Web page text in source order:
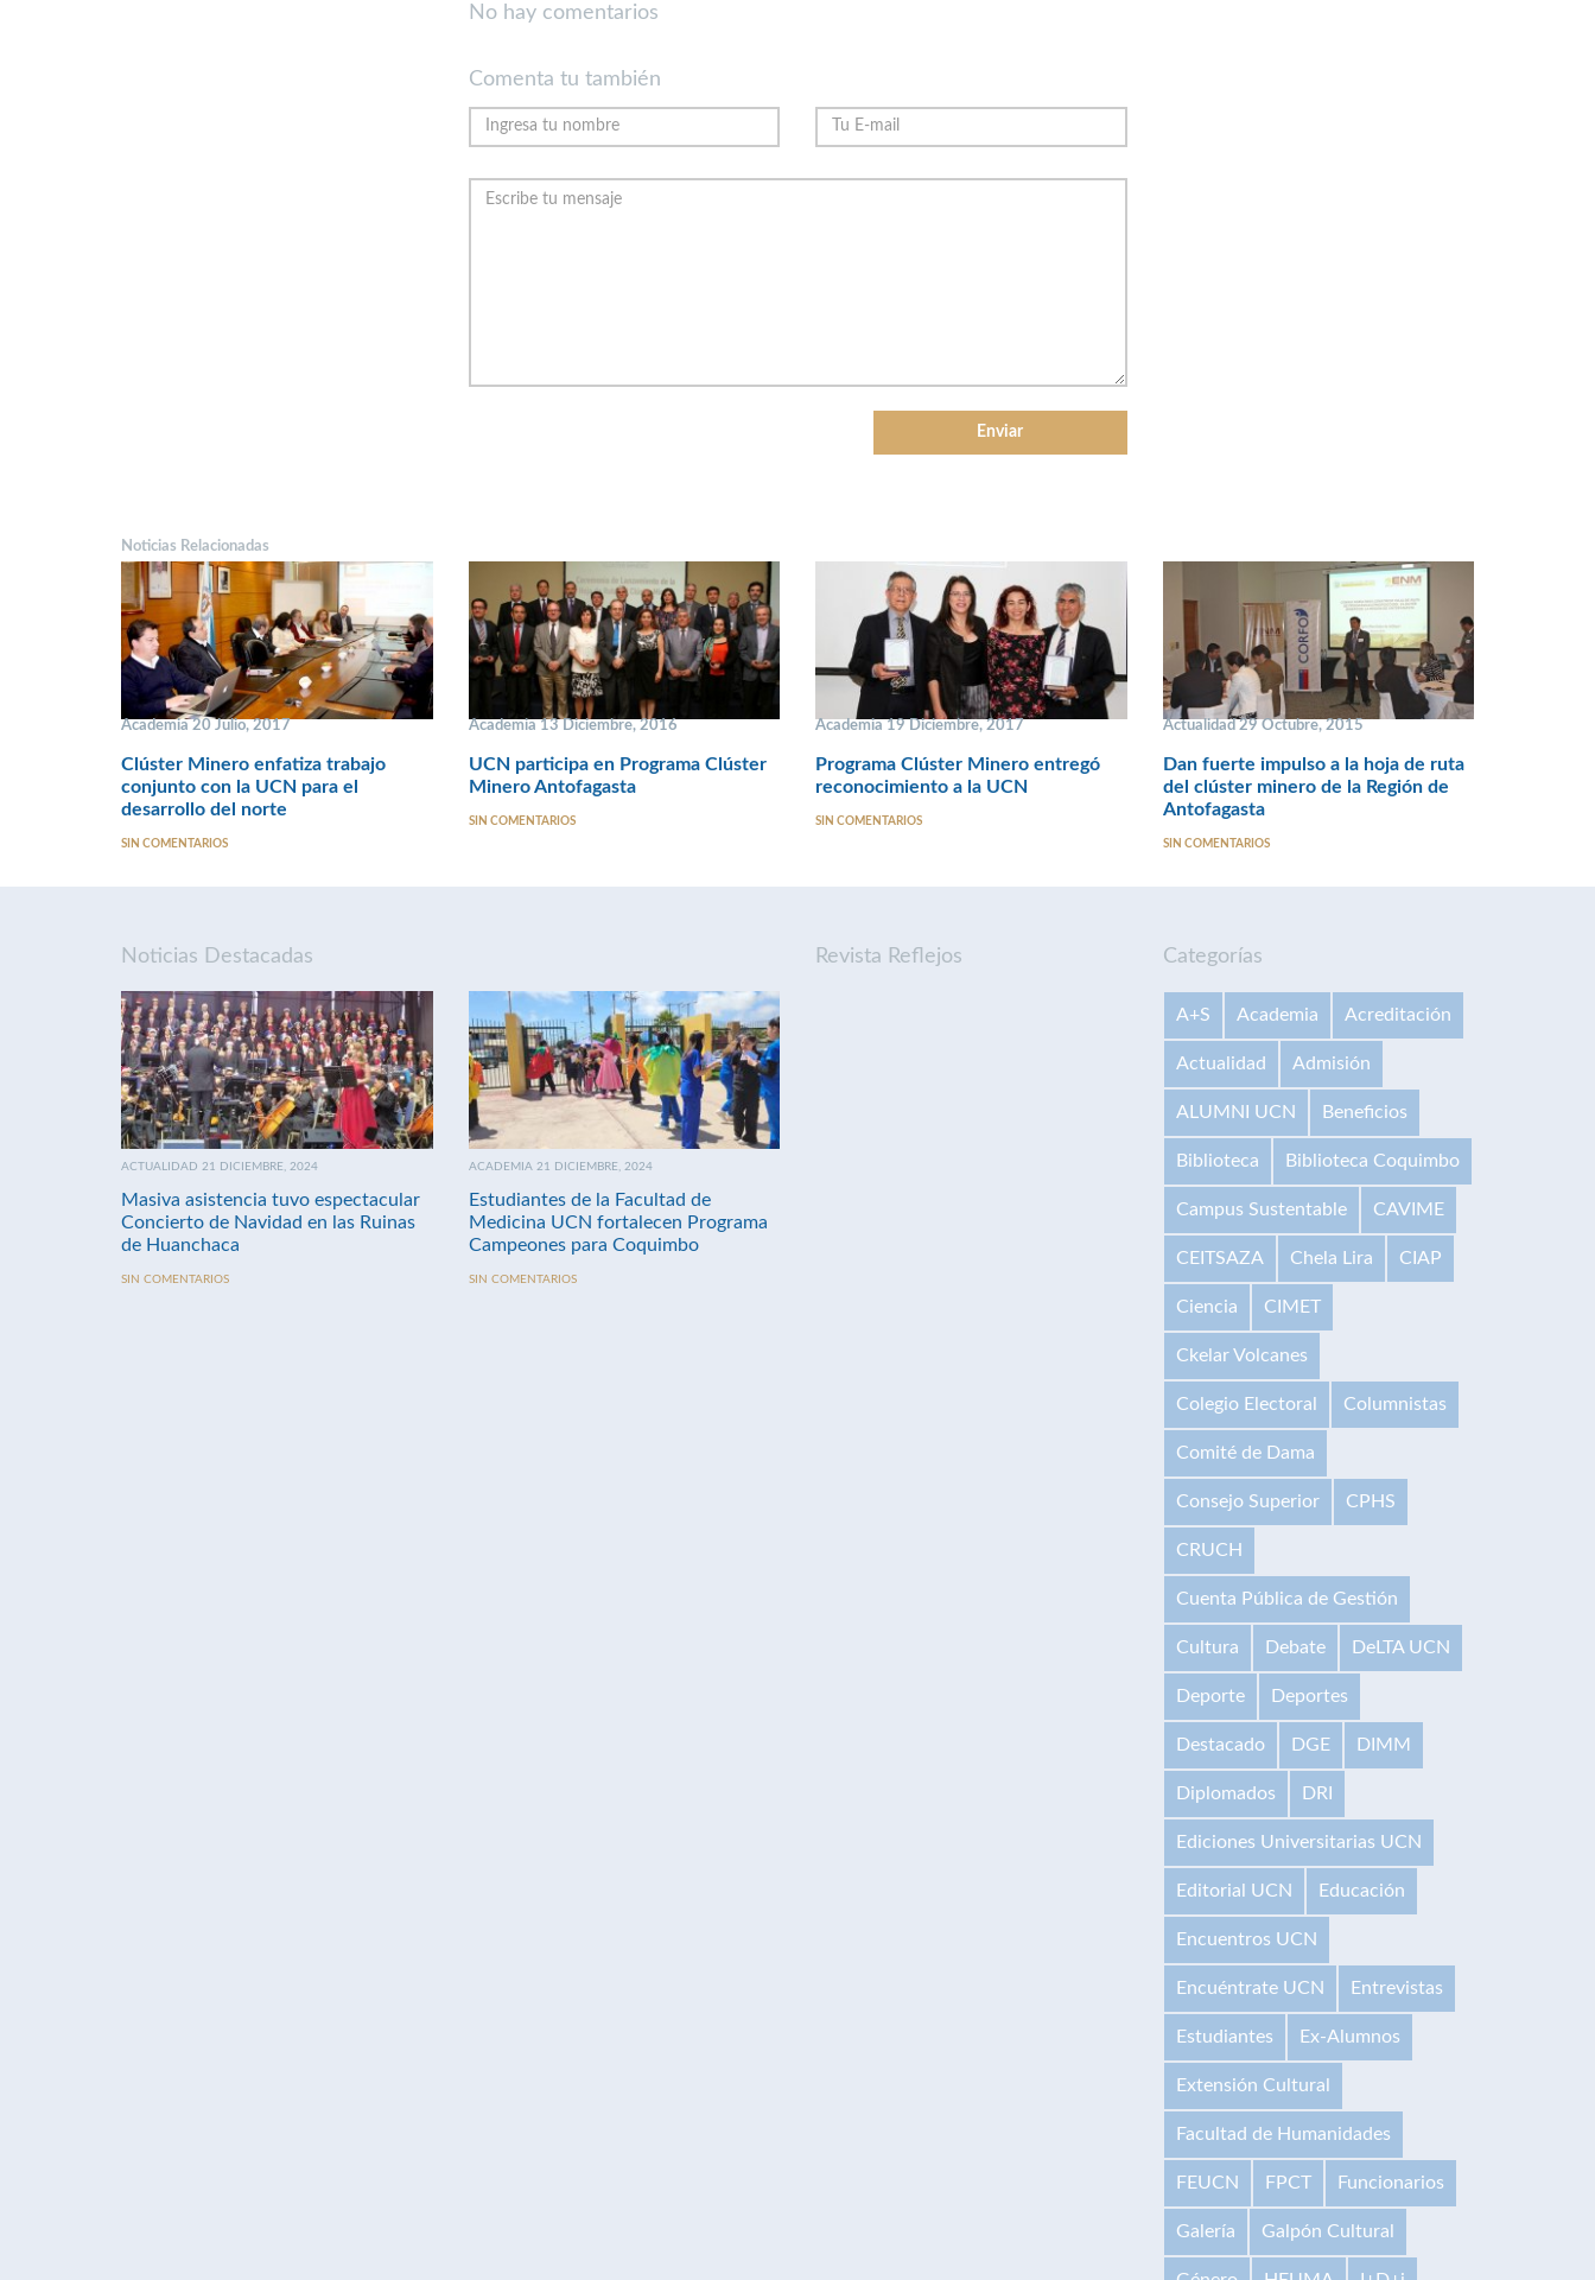
No hay comentarios
Comenta tu también
Noticias Relacionadas
Academia 20 Julio, 2017
Clúster Minero enfatiza trabajo
conjunto con la UCN para el
desarrollo del norte
SIN COMENTARIOS
Academia 13 Diciembre, 2016
UCN participa en Programa Clúster
Minero Antofagasta
SIN COMENTARIOS
Academia 19 Diciembre, 2017
Programa Clúster Minero entregó
reconocimiento a la UCN
SIN COMENTARIOS
Actualidad 29 Octubre, 2015
Dan fuerte impulso a la hoja de ruta
del clúster minero de la Región de
Antofagasta
SIN COMENTARIOS
Noticias Destacadas
ACTUALIDAD 21 DICIEMBRE, 2024
Masiva asistencia tuvo espectacular
Concierto de Navidad en las Ruinas
de Huanchaca
SIN COMENTARIOS
ACADEMIA 21 DICIEMBRE, 2024
Estudiantes de la Facultad de
Medicina UCN fortalecen Programa
Campeones para Coquimbo
SIN COMENTARIOS
Revista Reflejos Categorías
A+S Academia Acreditación
Actualidad Admisión
ALUMNI UCN Beneficios
Biblioteca Biblioteca Coquimbo
Campus Sustentable CAVIME
CEITSAZA Chela Lira CIAP
Ciencia CIMET
Ckelar Volcanes
Colegio Electoral Columnistas
Comité de Dama
Consejo Superior CPHS
CRUCH
Cuenta Pública de Gestión
Cultura Debate DeLTA UCN
Deporte Deportes
Destacado DGE DIMM
Diplomados DRI
Ediciones Universitarias UCN
Editorial UCN Educación
Encuentros UCN
Encuéntrate UCN Entrevistas
Estudiantes Ex-Alumnos
Extensión Cultural
Facultad de Humanidades
FEUCN FPCT Funcionarios
Galería Galpón Cultural